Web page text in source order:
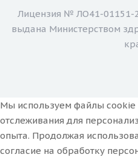
Лицензия № ЛО41-01151-
выдана Министерством
Мы используем файлы cookie
отслеживания для
опыта. Продолжая
согласие на обработку